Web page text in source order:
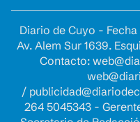
Diario de Cuyo -
Av. Alem Sur 1639.
Contacto:
/
264 5045343 -